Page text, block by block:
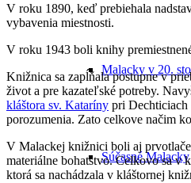
Malacky v 20.
Súčasné Malacky
V roku 1890, keď prebiehala
vybavenia miestnosti.
V roku 1943 boli knihy
Knižnica sa zapĺňala postupne v
život a pre kazateľské potreby.
kláštora sv. Kataríny pri Dechticiach
porozumenia. Zato celkove načim
V Malackej knižnici boli aj
materiálne bohatstvo. Celkovo sa v
ktorá sa nachádzala v kláštornej